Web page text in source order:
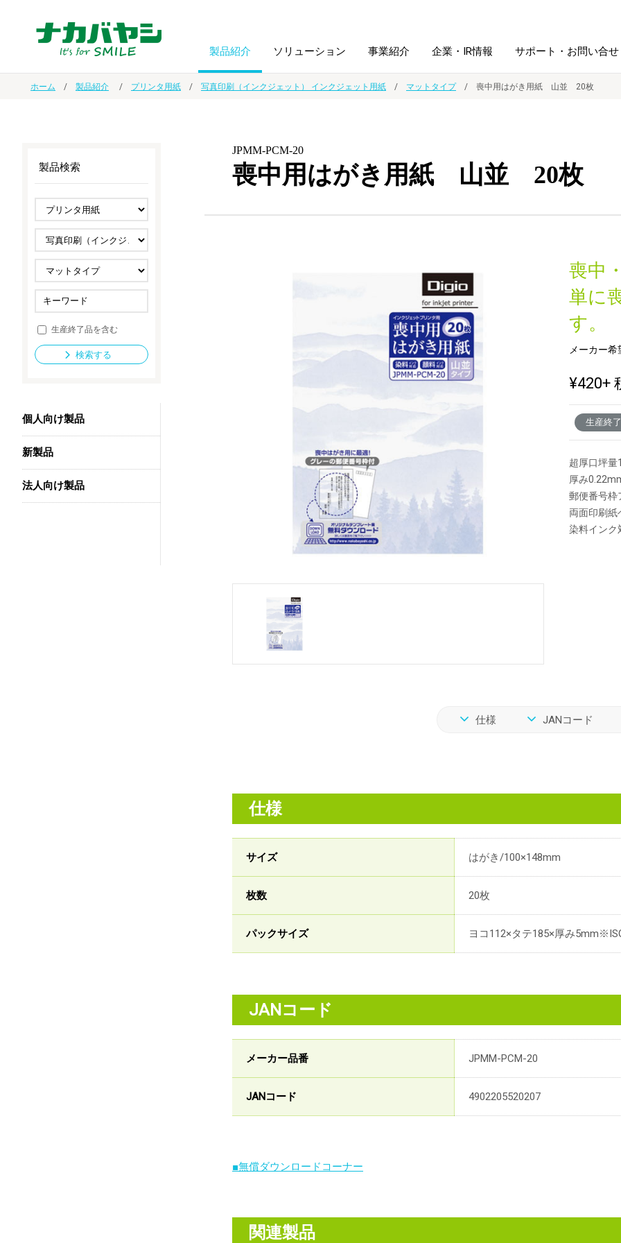
製品紹介
ノート・紙製品
ファイル・
ホルダー用品
スマートフォン・
タブレット関連
防災・
セキュリティ用品
デジタル文具
法人向け製品 新製品一覧
ソリューション
オーダー手帳・ノベルティ制作 学校ソリューション
ドキュメントスキャニングサービス
導入事例
事業紹介 企業・IR情報
IR情報 沿革
サステナビリティ
サポート・お問い合せ
ホーム 製品紹介 プリンタ用紙 写真印刷（インクジェット） インクジェット用紙 マットタイプ 喪中用はがき用紙 山並 20枚
JPMM-PCM-20
喪中用はがき用紙 山並 20枚
喪中
単に
す。
メーカー
¥420+
生産終
超厚口坪
厚み
郵便番号枠
両面印刷紙
染料インク
仕様 JANコード
仕様
サイズ はがき/100×148mm
枚数 20枚
パックサイズ ヨコ112×タテ185×厚み
JANコード
メーカー品番 JPMM-PCM-20
JANコード 4902205520207
■無償ダウンロードコーナー
関連製品
製品検索
生産終了品を含む
検索する
個人向け製品
新製品
法人向け製品